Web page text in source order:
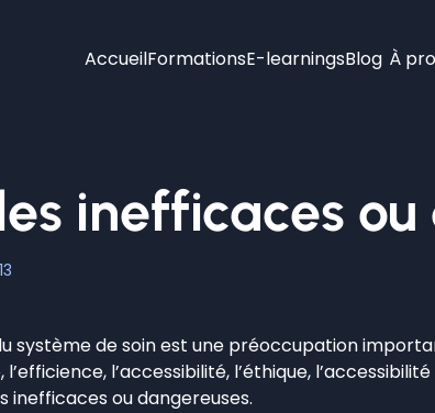
AccueilFormationsE-learningsBlog À
inefficaces ou
système de soin est une préoccupation
l’accessibilité, l’éthique,
inefficaces ou dangereuses.